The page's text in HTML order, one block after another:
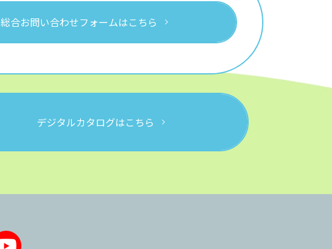
総合お問い合わせフォームはこちら
デジタルカタログはこちら